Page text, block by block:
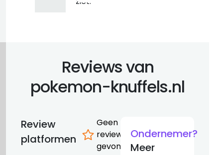
Reviews van
pokemon-knuffels.nl
Review
platformen
Geen
reviews
gevonden
Ondernemer?
Meer